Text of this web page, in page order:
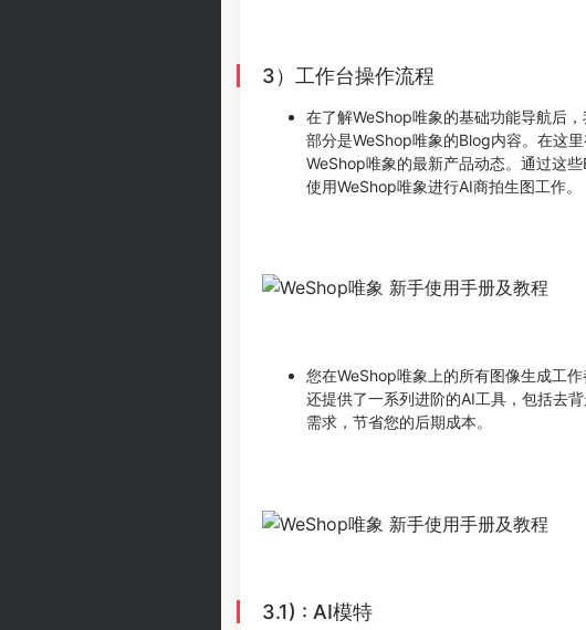
3）工作台操作流程
在了解WeShop唯象的基础功能导航后
部分是WeShop唯象的Blog内容。在这
WeShop唯象的最新产品动态。通过这
使用WeShop唯象进行AI商拍生图工作。
您在WeShop唯象上的所有图像生成工
还提供了一系列进阶的AI工具，包括去
需求，节省您的后期成本。
3.1) : AI模特